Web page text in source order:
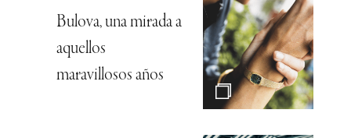
Bulova, una mirada a
aquellos
maravillosos años